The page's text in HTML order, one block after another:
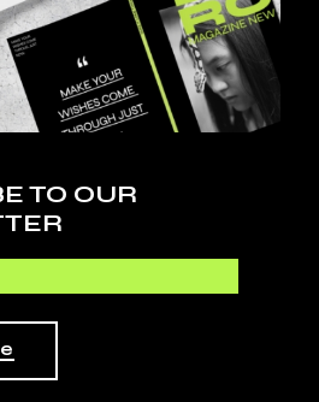
TO OUR
sit amet, consectetur
eiusmod tempor inci.
be published.